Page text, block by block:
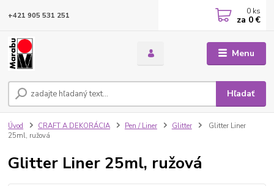
Menu
Hľadať
+421 905 531 251 0 ks
za 0 €
Úvod CRAFT A DEKORÁCIA Pen / Liner Glitter
Glitter Liner
25ml, ružová
Glitter Liner 25ml, ružová